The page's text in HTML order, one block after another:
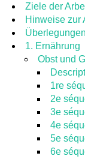
MODULE
RESSOURCEN
Ziele der
Hinweise zur
1. Ernährung
Obst und
1re
2e
3e
4e
5e
6e